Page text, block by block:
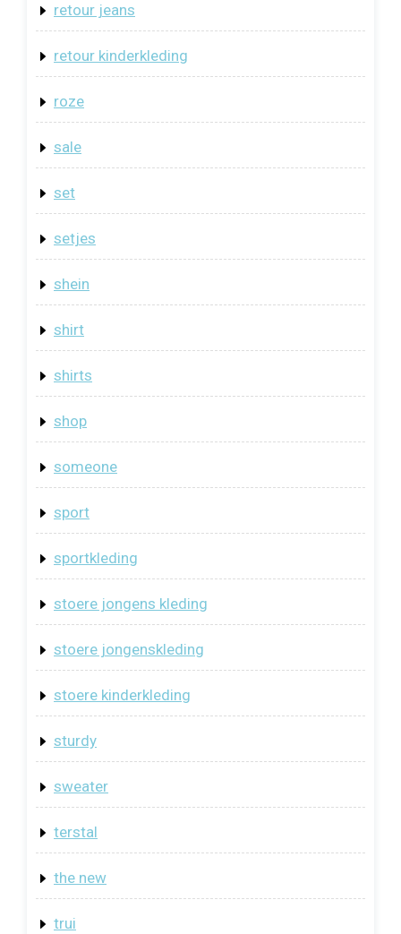
retour jeans
retour kinderkleding
roze
sale
set
setjes
shein
shirt
shirts
shop
someone
sport
sportkleding
stoere jongens kleding
stoere jongenskleding
stoere kinderkleding
sturdy
sweater
terstal
the new
trui